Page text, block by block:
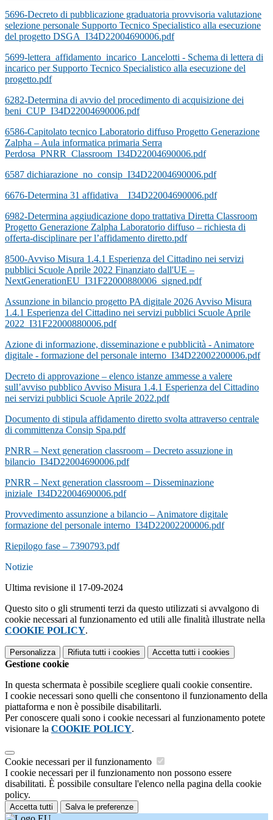
5696-Decreto di pubblicazione graduatoria provvisoria valutazione
selezione personale Supporto Tecnico Specialistico alla esecuzione
del progetto DSGA_I34D22004690006.pdf
5699-lettera_affidamento_incarico_Lancelotti - Schema di lettera di
incarico per Supporto Tecnico Specialistico alla esecuzione del
progetto.pdf
6282-Determina di avvio del procedimento di acquisizione dei
beni_CUP_I34D22004690006.pdf
6586-Capitolato tecnico Laboratorio diffuso Progetto Generazione
Zalpha – Aula informatica primaria Serra
Perdosa_PNRR_Classroom_I34D22004690006.pdf
6587 dichiarazione_no_consip_I34D22004690006.pdf
6676-Determina 31 affidativa__I34D22004690006.pdf
6982-Determina aggiudicazione dopo trattativa Diretta Classroom
Progetto Generazione Zalpha Laboratorio diffuso – richiesta di
offerta-disciplinare per l’affidamento diretto.pdf
8500-Avviso Misura 1.4.1 Esperienza del Cittadino nei servizi
pubblici Scuole Aprile 2022 Finanziato dall'UE –
NextGenerationEU_I31F22000880006_signed.pdf
Assunzione in bilancio progetto PA digitale 2026 Avviso Misura
1.4.1 Esperienza del Cittadino nei servizi pubblici Scuole Aprile
2022_I31F22000880006.pdf
Azione di informazione, disseminazione e pubblicità - Animatore
digitale - formazione del personale interno_I34D22002200006.pdf
Decreto di approvazione – elenco istanze ammesse a valere
sull’avviso pubblico Avviso Misura 1.4.1 Esperienza del Cittadino
nei servizi pubblici Scuole Aprile 2022.pdf
Documento di stipula affidamento diretto svolta attraverso centrale
di committenza Consip Spa.pdf
PNRR – Next generation classroom – Decreto assuzione in
bilancio_I34D22004690006.pdf
PNRR – Next generation classroom – Disseminazione
iniziale_I34D22004690006.pdf
Provvedimento assunzione a bilancio – Animatore digitale
formazione del personale interno_I34D22002200006.pdf
Riepilogo fase – 7390793.pdf
Notizie
Ultima revisione il 17-09-2024
Questo sito o gli strumenti terzi da questo utilizzati si avvalgono di
cookie necessari al funzionamento ed utili alle finalità illustrate nella
COOKIE POLICY.
Personalizza Rifiuta tutti i cookies Accetta tutti i cookies
Gestione cookie
In questa schermata è possibile scegliere quali cookie consentire.
I cookie necessari sono quelli che consentono il funzionamento della
piattaforma e non è possibile disabilitarli.
Per conoscere quali sono i cookie necessari al funzionamento potete
visionare la COOKIE POLICY.
Cookie necessari per il funzionamento
I cookie necessari per il funzionamento non possono essere
disabilitati. È possibile consultare l'elenco nella pagina della cookie
policy.
Accetta tutti Salva le preferenze